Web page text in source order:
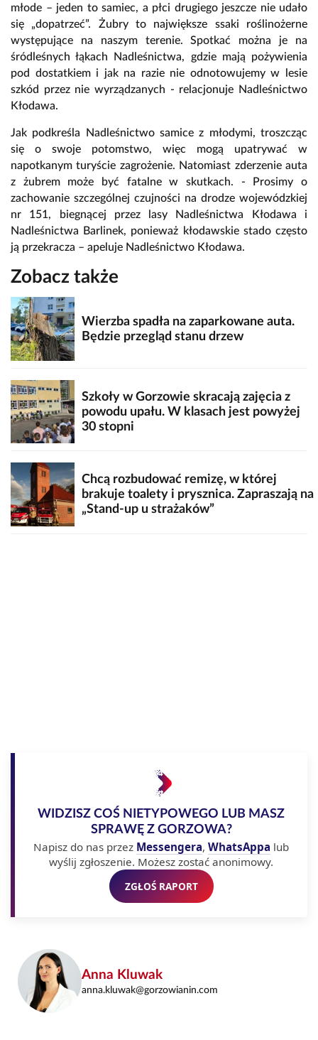
młode – jeden to samiec, a płci drugiego jeszcze nie udało
się „dopatrzeć”. Żubry to największe ssaki roślinożerne
występujące na naszym terenie. Spotkać można je na
śródleśnych łąkach Nadleśnictwa, gdzie mają pożywienia
pod dostatkiem i jak na razie nie odnotowujemy w lesie
szkód przez nie wyrządzanych - relacjonuje Nadleśnictwo
Kłodawa.
Jak podkreśla Nadleśnictwo samice z młodymi, troszcząc
się o swoje potomstwo, więc mogą upatrywać w
napotkanym turyście zagrożenie. Natomiast zderzenie auta
z żubrem może być fatalne w skutkach. - Prosimy o
zachowanie szczególnej czujności na drodze wojewódzkiej
nr 151, biegnącej przez lasy Nadleśnictwa Kłodawa i
Nadleśnictwa Barlinek, ponieważ kłodawskie stado często
ją przekracza – apeluje Nadleśnictwo Kłodawa.
Zobacz także
Wierzba spadła na zaparkowane auta.
Będzie przegląd stanu drzew
Szkoły w Gorzowie skracają zajęcia z
powodu upału. W klasach jest powyżej
30 stopni
Chcą rozbudować remizę, w której
brakuje toalety i prysznica. Zapraszają na
„Stand-up u strażaków”
WIDZISZ COŚ NIETYPOWEGO LUB MASZ
SPRAWĘ Z GORZOWA?
Napisz do nas przez Messengera, WhatsAppa lub
wyślij zgłoszenie. Możesz zostać anonimowy.
ZGŁOŚ RAPORT
Anna Kluwak
anna.kluwak@gorzowianin.com